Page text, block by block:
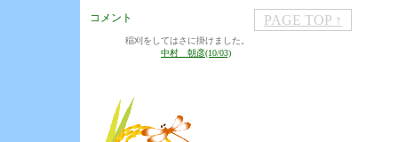
コメント
稲刈をしてはさに掛けました。
中村 朝彦(10/03)
PAGE TOP ↑